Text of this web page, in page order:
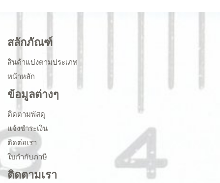
สลักภัณฑ์
สินค้าแบ่งตามประเภท
หน้าหลัก
ข้อมูลต่างๆ
ติดตามพัสดุ
แจ้งชำระเงิน
ติดต่อเรา
ใบกำกับภาษี
ติดตามเรา